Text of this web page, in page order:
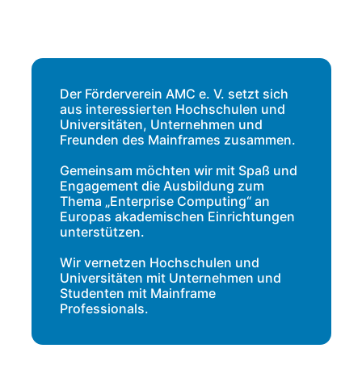
Der Förderverein AMC e. V. setzt sich
aus interessierten Hochschulen und
Universitäten, Unternehmen und
Freunden des Mainframes zusammen.
Gemeinsam möchten wir mit Spaß und
Engagement die Ausbildung zum
Thema „Enterprise Computing“ an
Europas akademischen Einrichtungen
unterstützen.
Wir vernetzen Hochschulen und
Universitäten mit Unternehmen und
Studenten mit Mainframe
Professionals.